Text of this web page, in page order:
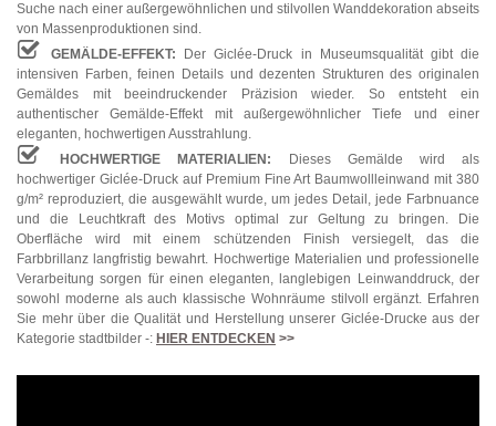
Suche nach einer außergewöhnlichen und stilvollen Wanddekoration abseits
von Massenproduktionen sind.
GEMÄLDE-EFFEKT: Der Giclée-Druck in Museumsqualität gibt die
intensiven Farben, feinen Details und dezenten Strukturen des originalen
Gemäldes mit beeindruckender Präzision wieder. So entsteht ein
authentischer Gemälde-Effekt mit außergewöhnlicher Tiefe und einer
eleganten, hochwertigen Ausstrahlung.
HOCHWERTIGE MATERIALIEN: Dieses Gemälde wird als
hochwertiger Giclée-Druck auf Premium Fine Art Baumwollleinwand mit 380
g/m² reproduziert, die ausgewählt wurde, um jedes Detail, jede Farbnuance
und die Leuchtkraft des Motivs optimal zur Geltung zu bringen. Die
Oberfläche wird mit einem schützenden Finish versiegelt, das die
Farbbrillanz langfristig bewahrt. Hochwertige Materialien und professionelle
Verarbeitung sorgen für einen eleganten, langlebigen Leinwanddruck, der
sowohl moderne als auch klassische Wohnräume stilvoll ergänzt. Erfahren
Sie mehr über die Qualität und Herstellung unserer Giclée-Drucke aus der
Kategorie stadtbilder -: HIER ENTDECKEN >>